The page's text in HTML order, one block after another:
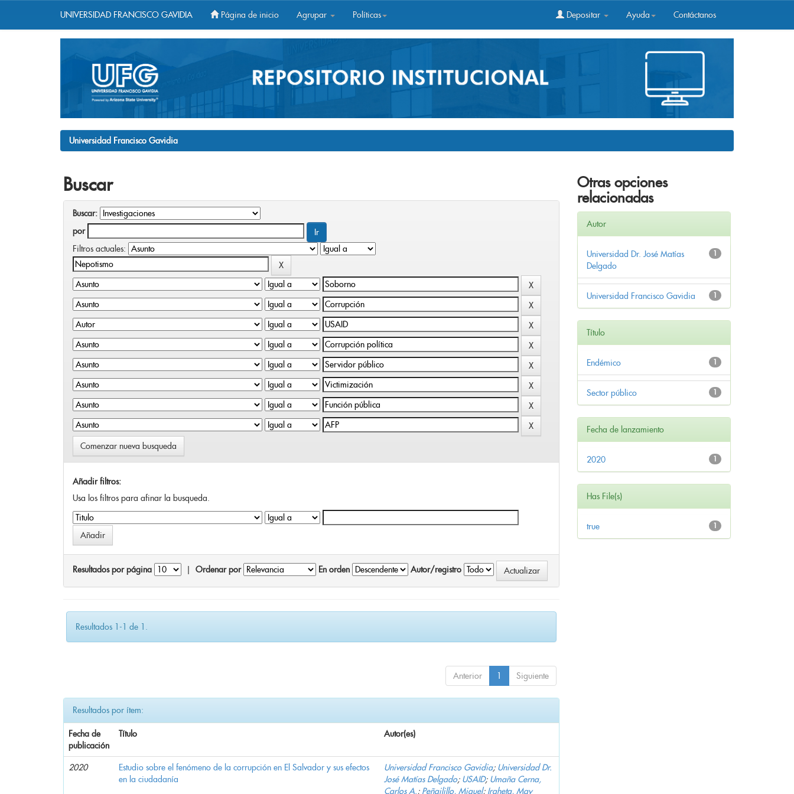
UNIVERSIDAD FRANCISCO GAVIDIA Página de inicio Agrupar Políticas Depositar Ayuda Contáctanos
Universidad Francisco Gavidia
Buscar
Buscar:
por
Filtros actuales:
Comenzar nueva busqueda
Añadir filtros:
Usa los filtros para afinar la busqueda.
Resultados por página Ordenar por En orden Autor/registro
Resultados 1-1 de 1.
Anterior 1 Siguiente
Resultados por ítem:
Fecha de
publicación
Título Autor(es)
2020
Estudio sobre el fenómeno de la corrupción en El Salvador y sus efectos
en la ciudadanía
Universidad Francisco Gavidia; Universidad Dr.
José Matías Delgado; USAID; Umaña Cerna,
Carlos A.; Peñailillo, Miguel; Iraheta, May
Otras opciones
relacionadas
Autor
1
Universidad Dr. José Matías
Delgado
1
Universidad Francisco Gavidia
Título
1
Endémico
1
Sector público
Fecha de lanzamiento
1
2020
Has File(s)
1
true